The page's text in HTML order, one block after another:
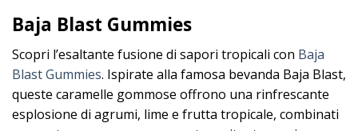
Baja Blast Gummies
Scopri l’esaltante fusione di sapori tropicali con Baja
Blast Gummies. Ispirate alla famosa bevanda Baja Blast,
queste caramelle gommose offrono una rinfrescante
esplosione di agrumi, lime e frutta tropicale, combinati